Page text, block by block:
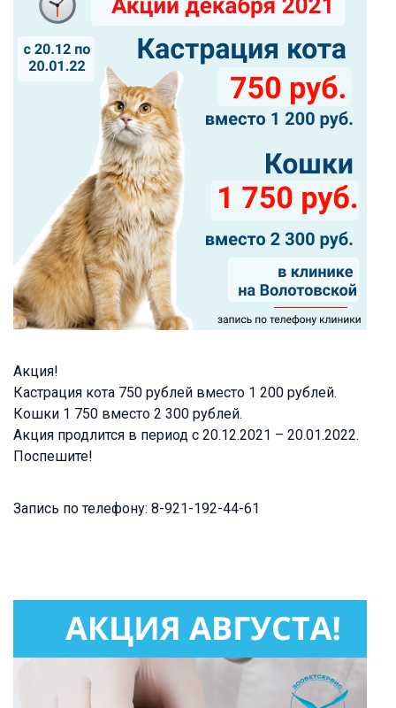
Акция!
Кастрация кота 750 рублей вместо 1 200 рублей.
Кошки 1 750 вместо 2 300 рублей.
Акция продлится в период с 20.12.2021 – 20.01.2022.
Поспешите!
Запись по телефону: 8-921-192-44-61